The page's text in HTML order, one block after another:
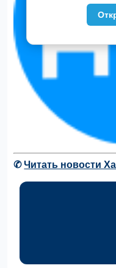
✆Читать новости